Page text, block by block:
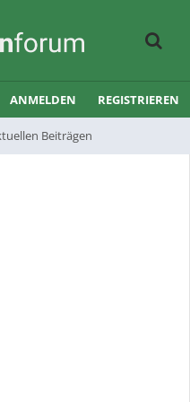
Beiträgen
ANMELDEN REGISTRIEREN